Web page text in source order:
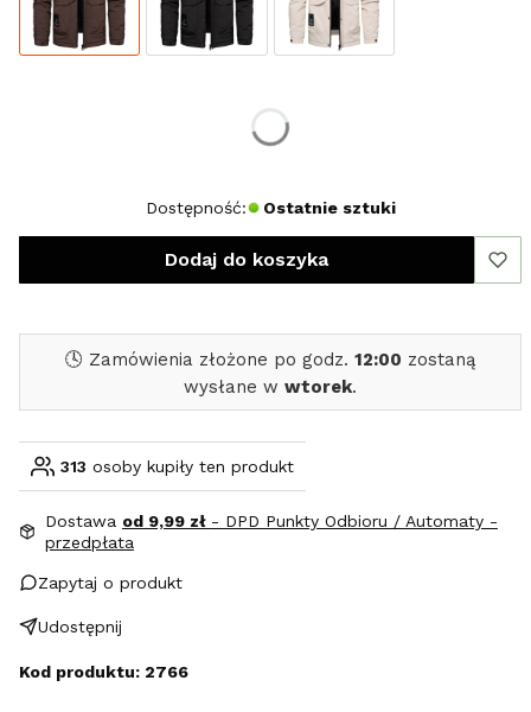
Dostępność: Ostatnie sztuki
Dodaj do koszyka
🕓 Zamówienia złożone po godz. 12:00 zostaną
wysłane w wtorek.
313 osoby kupiły ten produkt
Dostawa od 9,99 zł - DPD Punkty Odbioru / Automaty -
przedpłata
Zapytaj o produkt
Udostępnij
Kod produktu: 2766